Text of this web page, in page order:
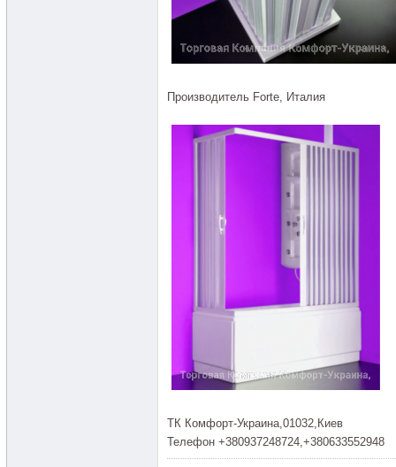
Производитель Forte, Италия
ТК Комфорт-Украина,01032,Киев
Телефон +380937248724,+380633552948